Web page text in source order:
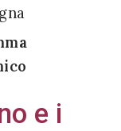
e i